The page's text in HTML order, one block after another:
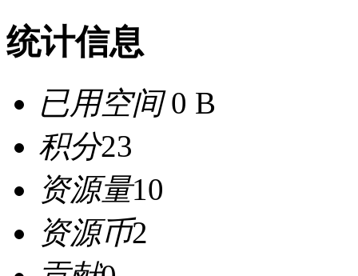
统计信息
已用空间0 B
积分23
资源量10
资源币2